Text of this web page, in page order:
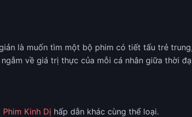
là muốn tìm một bộ phim có tiết tấu trẻ
về giá trị thực của mỗi cá nhân giữa thời
Phim Kinh Dị hấp dẫn khác cùng thể loại.